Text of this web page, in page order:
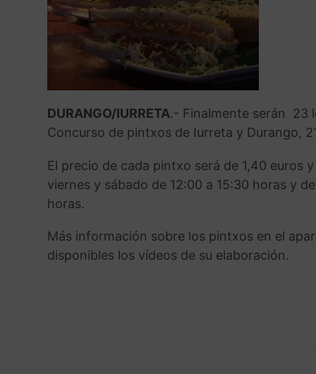
o
k
e
t
p
a
m
t
i
r
DURANGO/IURRETA.- Finalmente serán 23
Concurso de pintxos de Iurreta y Durango,
El precio de cada pintxo será de 1,40 euros
viernes y sábado de 12:00 a 15:30 horas y
horas.
Más información sobre los pintxos en el
disponibles los vídeos de su elaboración.